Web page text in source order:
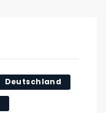
Deutschland